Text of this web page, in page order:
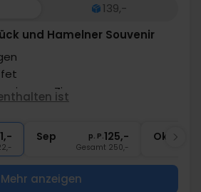
139,-
und Hamelner Souvenir
pro Zimmer
ist
Sep p. P.125,-
Gesamt 250,-
Okt
Mehr anzeigen